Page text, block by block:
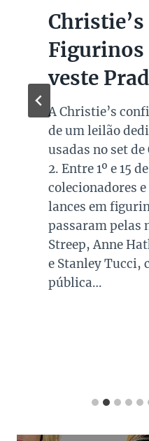
Figurinos
veste
A Christie’s
de um leilão
usadas no set de
2. Entre 1º e 15
colecionadores
lances em
passaram pelas
Streep, Anne
e Stanley Tucci,
pública…